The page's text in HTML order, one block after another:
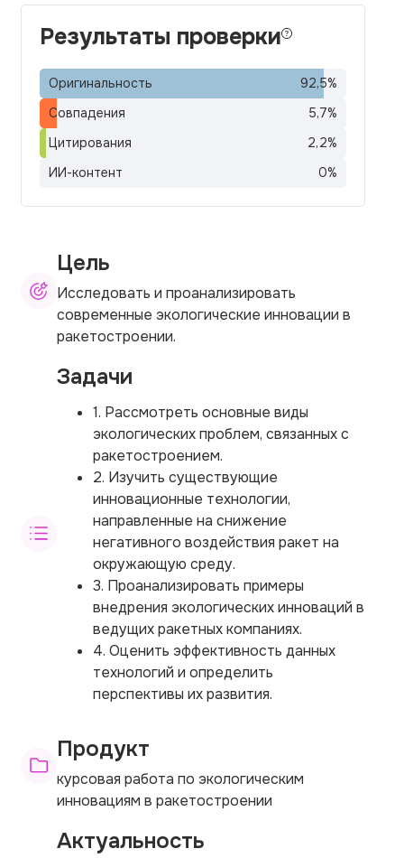
Результаты проверки
Оригинальность 92,5%
Совпадения
5,7%
Цитирования
2,2%
ИИ-контент
0%
Цель
Исследовать и проанализировать
современные экологические инновации в
ракетостроении.
Задачи
1. Рассмотреть основные виды
экологических проблем, связанных с
ракетостроением.
2. Изучить существующие
инновационные технологии,
направленные на снижение
негативного воздействия ракет на
окружающую среду.
3. Проанализировать примеры
внедрения экологических инноваций в
ведущих ракетных компаниях.
4. Оценить эффективность данных
технологий и определить
перспективы их развития.
Продукт
курсовая работа по экологическим
инновациям в ракетостроении
Актуальность